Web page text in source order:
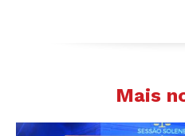
Mais